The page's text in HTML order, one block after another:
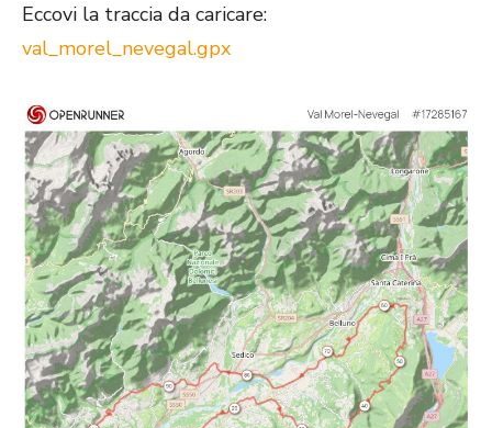
Eccovi la traccia da caricare:
val_morel_nevegal.gpx